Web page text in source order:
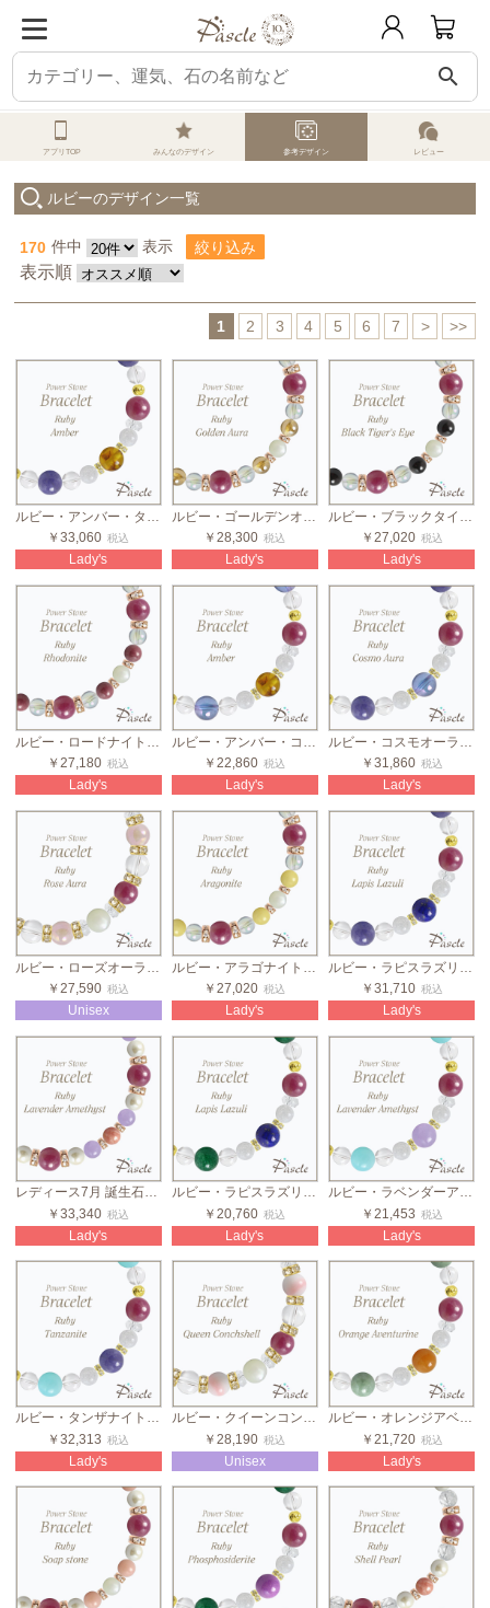
search
パスクル オーダーメイド 参考デザイン一覧
アプリTOP みんなのデザイン 参考デザイン レビュー
ルビーのデザイン一覧
170 件中 表示 絞り込み
表示順
1 2 3 4 5 6 7 > >>
ルビー・アンバー・タンザナイト カラフルストーンブレスレット
￥33,060 税込
Lady's
ルビー・ゴールデンオーラ レディース誕生石ブレスレット
￥28,300 税込
Lady's
ルビー・ブラックタイガーアイ レディース誕生石ブレスレット
￥27,020 税込
Lady's
￥27,180 税込
Lady's
￥22,860 税込
Lady's
￥31,860 税込
Lady's
￥27,590 税込
Unisex
￥27,020 税込
Lady's
￥31,710 税込
Lady's
レディース7月 誕生石ブレスレット ルビー貝パール
￥33,340 税込
Lady's
ルビー・ラピスラズリ・グリーンアベンチュリン カラフルストーンブレスレット
￥20,760 税込
Lady's
ルビー・ラベンダーアメジスト・アマゾナイト カラフルストーンブレスレット
￥21,453 税込
Lady's
ルビー・タンザナイト・アマゾナイト カラフルストーンブレスレット
￥32,313 税込
Lady's
ルビー・クイーンコンクシェル 8mmストーン2カラーブレス
￥28,190 税込
Unisex
ルビー・オレンジアベンチュリン・翡翠 カラフルストーンブレスレット
￥21,720 税込
Lady's